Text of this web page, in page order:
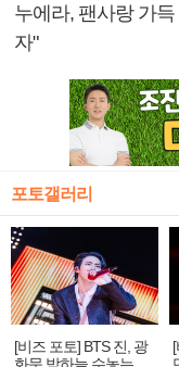
누에라, 팬사랑 가
자"
포토갤러리
[비즈 포토] BTS 진, 광
화문 밤하늘 수놓는 '비